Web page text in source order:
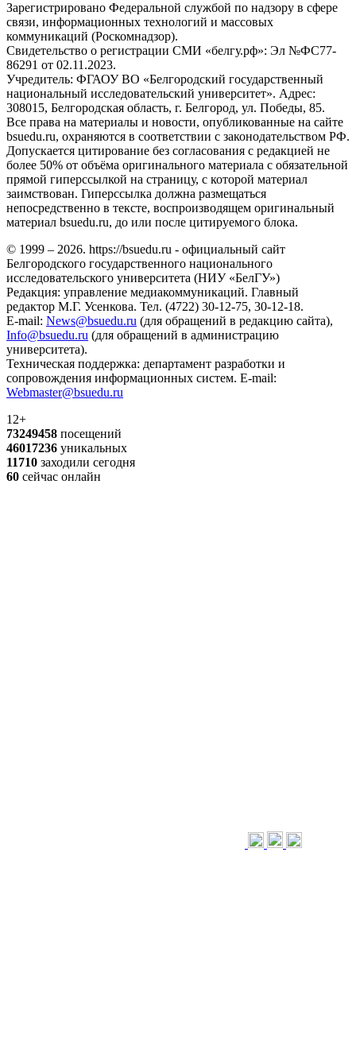
Зарегистрировано Федеральной службой по надзору в сфере
связи, информационных технологий и массовых
коммуникаций (Роскомнадзор).
Свидетельство о регистрации СМИ «белгу.рф»: Эл №ФС77-
86291 от 02.11.2023.
Учредитель: ФГАОУ ВО «Белгородский государственный
национальный исследовательский университет». Адрес:
308015, Белгородская область, г. Белгород, ул. Победы, 85.
Все права на материалы и новости, опубликованные на сайте
bsuedu.ru, охраняются в соответствии с законодательством РФ.
Допускается цитирование без согласования с редакцией не
более 50% от объёма оригинального материала с обязательной
прямой гиперссылкой на страницу, с которой материал
заимствован. Гиперссылка должна размещаться
непосредственно в тексте, воспроизводящем оригинальный
материал bsuedu.ru, до или после цитируемого блока.
© 1999 – 2026. https://bsuedu.ru - официальный сайт
Белгородского государственного национального
исследовательского университета (НИУ «БелГУ»)
Редакция: управление медиакоммуникаций. Главный
редактор М.Г. Усенкова. Тел. (4722) 30-12-75, 30-12-18.
E-mail: News@bsuedu.ru (для обращений в редакцию сайта),
Info@bsuedu.ru (для обращений в администрацию
университета).
Техническая поддержка: департамент разработки и
сопровождения информационных систем. E-mail:
Webmaster@bsuedu.ru
12+
73249458 посещений
46017236 уникальных
11710 заходили сегодня
60 сейчас онлайн